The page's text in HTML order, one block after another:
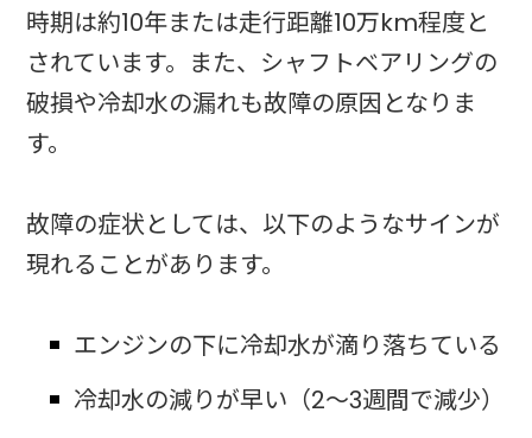
時期は約10年または走行距離10万km程度と
されています。また、シャフトベアリングの
破損や冷却水の漏れも故障の原因となりま
す。
故障の症状としては、以下のようなサインが
現れることがあります。
エンジンの下に冷却水が滴り落ちている
冷却水の減りが早い（2〜3週間で減少）